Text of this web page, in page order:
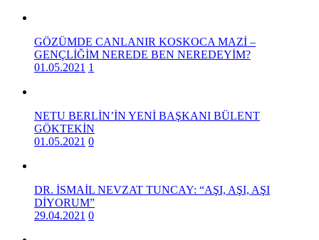
GÖZÜMDE CANLANIR KOSKOCA MAZİ –
GENÇLİĞİM NEREDE BEN NEREDEYİM?
01.05.2021 1
NETU BERLİN’İN YENİ BAŞKANI BÜLENT
GÖKTEKİN
01.05.2021 0
DR. İSMAİL NEVZAT TUNCAY: “AŞI, AŞI, AŞI
DİYORUM”
29.04.2021 0